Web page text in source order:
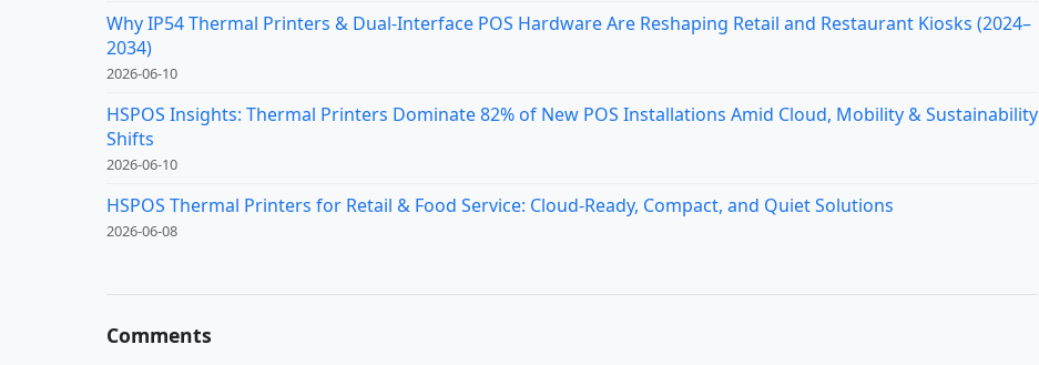
Why IP54 Thermal Printers & Dual-Interface POS Hardware Are Reshaping Retail and Restaurant Kiosks (2024–
2034)
2026-06-10
HSPOS Insights: Thermal Printers Dominate 82% of New POS Installations Amid Cloud, Mobility & Sustainability
Shifts
2026-06-10
HSPOS Thermal Printers for Retail & Food Service: Cloud-Ready, Compact, and Quiet Solutions
2026-06-08
Comments